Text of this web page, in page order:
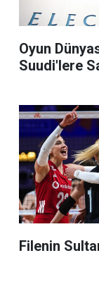
Oyun
Suudi'lere
Filenin